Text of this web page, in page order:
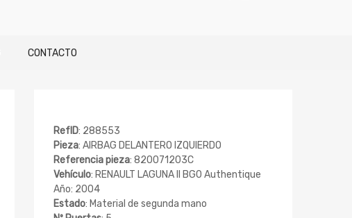
CONTACTO
RefID: 288553
Pieza: AIRBAG DELANTERO IZQUIERDO
Referencia pieza: 820071203C
Vehículo: RENAULT LAGUNA II BG0 Authentique
Año: 2004
Estado: Material de segunda mano